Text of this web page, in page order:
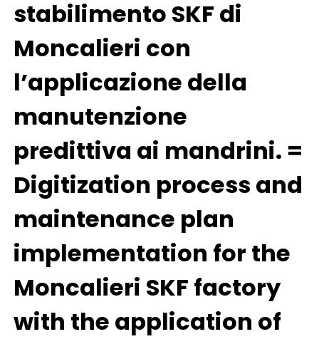
stabilimento SKF di
Moncalieri con
l’applicazione della
manutenzione
predittiva ai mandrini. =
Digitization process and
maintenance plan
implementation for the
Moncalieri SKF factory
with the application of